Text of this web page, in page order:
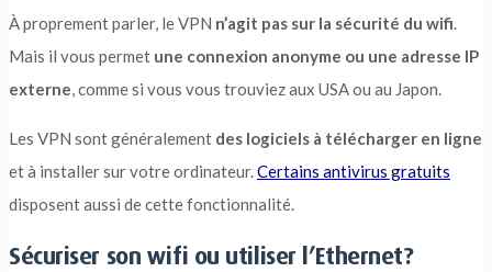
À proprement parler, le VPN n’agit pas sur la sécurité du wifi.
Mais il vous permet une connexion anonyme ou une adresse IP
externe, comme si vous vous trouviez aux USA ou au Japon.
Les VPN sont généralement des logiciels à télécharger en ligne
et à installer sur votre ordinateur.Certains antivirus gratuits
disposent aussi de cette fonctionnalité.
Sécuriser son wifi ou utiliser l’Ethernet?